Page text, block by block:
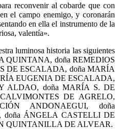
reconvenir al cobarde que con
el campo enemigo, y coronarán
en ella el instrumento de la
valentía».
luminosa historia las siguientes
QUINTANA, doña REMEDIOS
DE ESCALADA, doña MARÍA
EUGENIA DE ESCALADA,
ALDAO, doña MARÍA S. DE
DE AGRELO,
ANDONAEGUI, doña
ÁNGELA CASTELLI DE
QUINTANILLA DE ALVEAR.